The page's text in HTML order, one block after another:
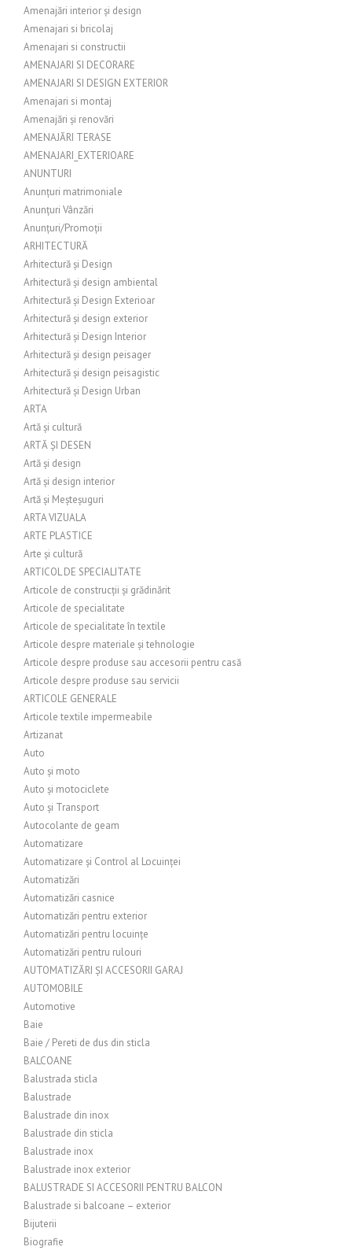
Amenajări interior și design
Amenajari si bricolaj
Amenajari si constructii
AMENAJARI SI DECORARE
AMENAJARI SI DESIGN EXTERIOR
Amenajari si montaj
Amenajări și renovări
AMENAJĂRI TERASE
AMENAJARI_EXTERIOARE
ANUNTURI
Anunțuri matrimoniale
Anunțuri Vânzări
Anunțuri/Promoții
ARHITECTURĂ
Arhitectură și Design
Arhitectură și design ambiental
Arhitectură și Design Exterioar
Arhitectură și design exterior
Arhitectură și Design Interior
Arhitectură și design peisager
Arhitectură și design peisagistic
Arhitectură și Design Urban
ARTA
Artă și cultură
ARTĂ ȘI DESEN
Artă și design
Artă și design interior
Artă și Meșteșuguri
ARTA VIZUALA
ARTE PLASTICE
Arte și cultură
ARTICOL DE SPECIALITATE
Articole de construcții și grădinărit
Articole de specialitate
Articole de specialitate în textile
Articole despre materiale și tehnologie
Articole despre produse sau accesorii pentru casă
Articole despre produse sau servicii
ARTICOLE GENERALE
Articole textile impermeabile
Artizanat
Auto
Auto și moto
Auto și motociclete
Auto și Transport
Autocolante de geam
Automatizare
Automatizare și Control al Locuinței
Automatizări
Automatizări casnice
Automatizări pentru exterior
Automatizări pentru locuințe
Automatizări pentru rulouri
AUTOMATIZĂRI ȘI ACCESORII GARAJ
AUTOMOBILE
Automotive
Baie
Baie / Pereti de dus din sticla
BALCOANE
Balustrada sticla
Balustrade
Balustrade din inox
Balustrade din sticla
Balustrade inox
Balustrade inox exterior
BALUSTRADE SI ACCESORII PENTRU BALCON
Balustrade si balcoane – exterior
Bijuterii
Biografie